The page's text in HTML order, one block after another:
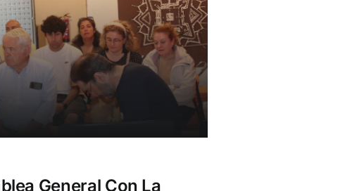
General Con La